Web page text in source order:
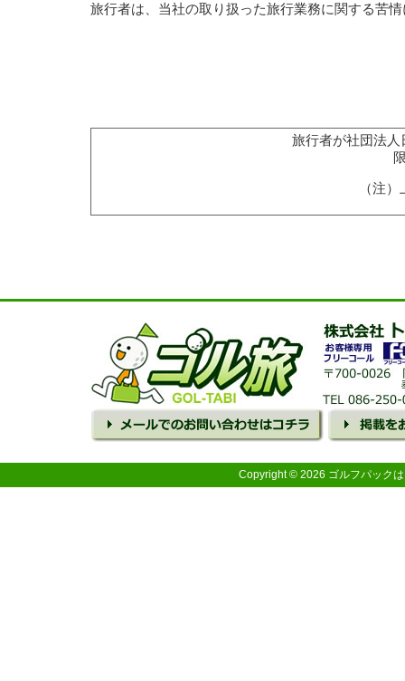
旅行者は、当社の取り扱った旅行業務に関する苦
旅行者が社団法
（注
Copyright © 2026 ゴルフパック